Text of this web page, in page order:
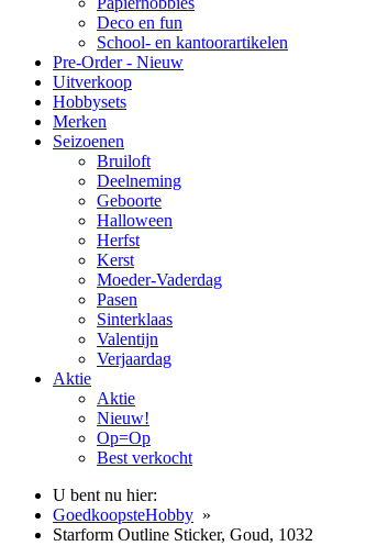
Deco en fun
School- en kantoorartikelen
Pre-Order - Nieuw
Uitverkoop
Hobbysets
Merken
Seizoenen
Bruiloft
Deelneming
Geboorte
Halloween
Herfst
Kerst
Moeder-Vaderdag
Pasen
Sinterklaas
Valentijn
Verjaardag
Aktie
Aktie
Nieuw!
Op=Op
Best verkocht
U bent nu hier:
GoedkoopsteHobby »
Starform Outline Sticker, Goud, 1032